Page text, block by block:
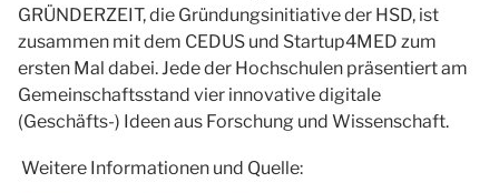
GRÜNDERZEIT, die Gründungsinitiative der HSD, ist
zusammen mit dem CEDUS und Startup4MED zum
ersten Mal dabei. Jede der Hochschulen präsentiert am
Gemeinschaftsstand vier innovative digitale
(Geschäfts-) Ideen aus Forschung und Wissenschaft.
Weitere Informationen und Quelle: